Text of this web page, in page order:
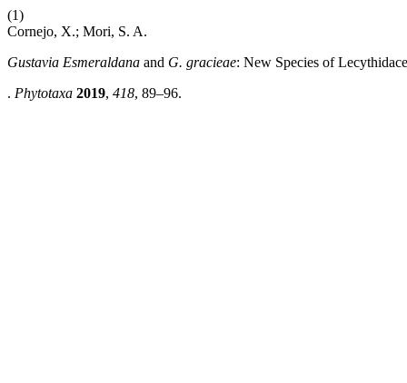
(1)
Cornejo, X.; Mori, S. A.
Gustavia Esmeraldana and G. gracieae: New Species of
. Phytotaxa 2019, 418, 89–96.